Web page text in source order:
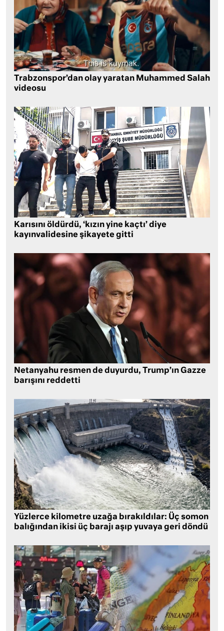
Trabzonspor’dan olay yaratan Muhammed Salah
videosu
Karısını öldürdü, ‘kızın yine kaçtı’ diye
kayınvalidesine şikayete gitti
Netanyahu resmen de duyurdu, Trump’ın Gazze
barışını reddetti
Yüzlerce kilometre uzağa bırakıldılar: Üç somon
balığından ikisi üç barajı aşıp yuvaya geri döndü